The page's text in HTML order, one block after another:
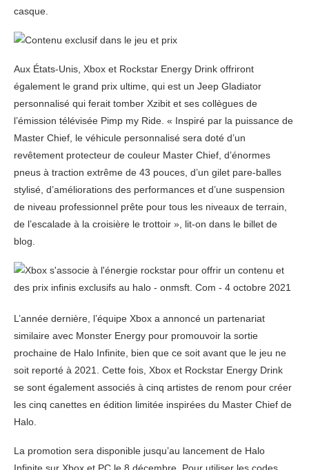
casque.
Aux États-Unis, Xbox et Rockstar Energy Drink offriront
également le grand prix ultime, qui est un Jeep Gladiator
personnalisé qui ferait tomber Xzibit et ses collègues de
l’émission télévisée Pimp my Ride. « Inspiré par la puissance de
Master Chief, le véhicule personnalisé sera doté d’un
revêtement protecteur de couleur Master Chief, d’énormes
pneus à traction extrême de 43 pouces, d’un gilet pare-balles
stylisé, d’améliorations des performances et d’une suspension
de niveau professionnel prête pour tous les niveaux de terrain,
de l’escalade à la croisière le trottoir », lit-on dans le billet de
blog.
L’année dernière, l’équipe Xbox a annoncé un partenariat
similaire avec Monster Energy pour promouvoir la sortie
prochaine de Halo Infinite, bien que ce soit avant que le jeu ne
soit reporté à 2021. Cette fois, Xbox et Rockstar Energy Drink
se sont également associés à cinq artistes de renom pour créer
les cinq canettes en édition limitée inspirées du Master Chief de
Halo.
La promotion sera disponible jusqu’au lancement de Halo